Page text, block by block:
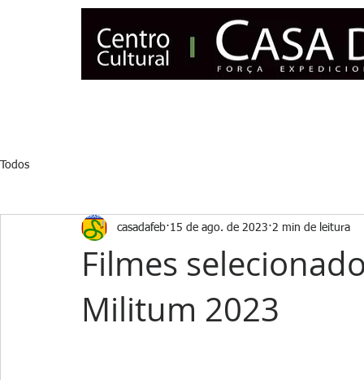
Todos
Filmes
Militum 2023
casadafeb 15 de ago. de 2023 2 min de leitura